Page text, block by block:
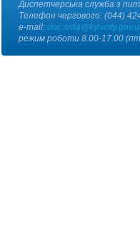
Диспетчерська служба з
Телефон чергового: (044)
e-mail:
режим роботи 8.00-17.00